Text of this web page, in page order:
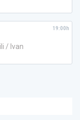
/ Ivan
19:00h